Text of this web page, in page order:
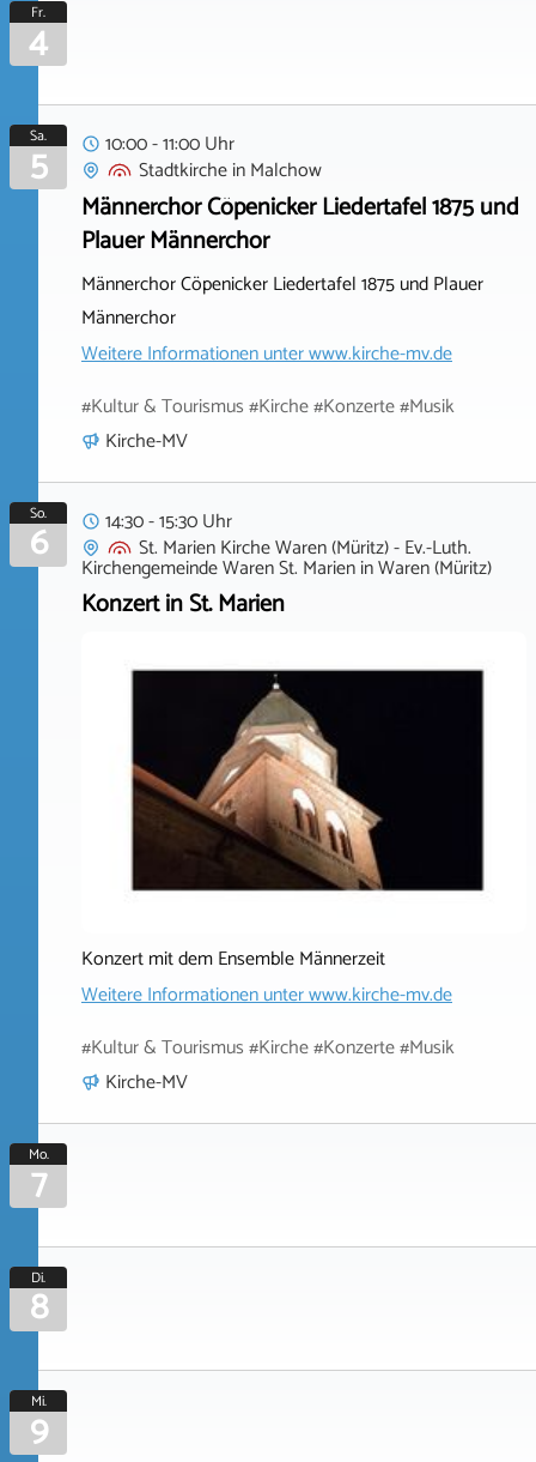
Fr.
4
Sa.
5
10:00 - 11:00 Uhr
StadtkircheinMalchow
Männerchor Cöpenicker Liedertafel 1875 und
Plauer Männerchor
Männerchor Cöpenicker Liedertafel 1875 und Plauer
Männerchor
Weitere Informationen unterwww.kirche-mv.de
#Kultur & Tourismus #Kirche #Konzerte #Musik
Kirche-MV
So.
6
14:30 - 15:30 Uhr
St. Marien Kirche Waren (Müritz) - Ev.-Luth.
Kirchengemeinde Waren St. MarieninWaren (Müritz)
Konzert in St. Marien
Konzert mit dem Ensemble Männerzeit
Weitere Informationen unterwww.kirche-mv.de
#Kultur & Tourismus #Kirche #Konzerte #Musik
Kirche-MV
Mo.
7
Di.
8
Mi.
9